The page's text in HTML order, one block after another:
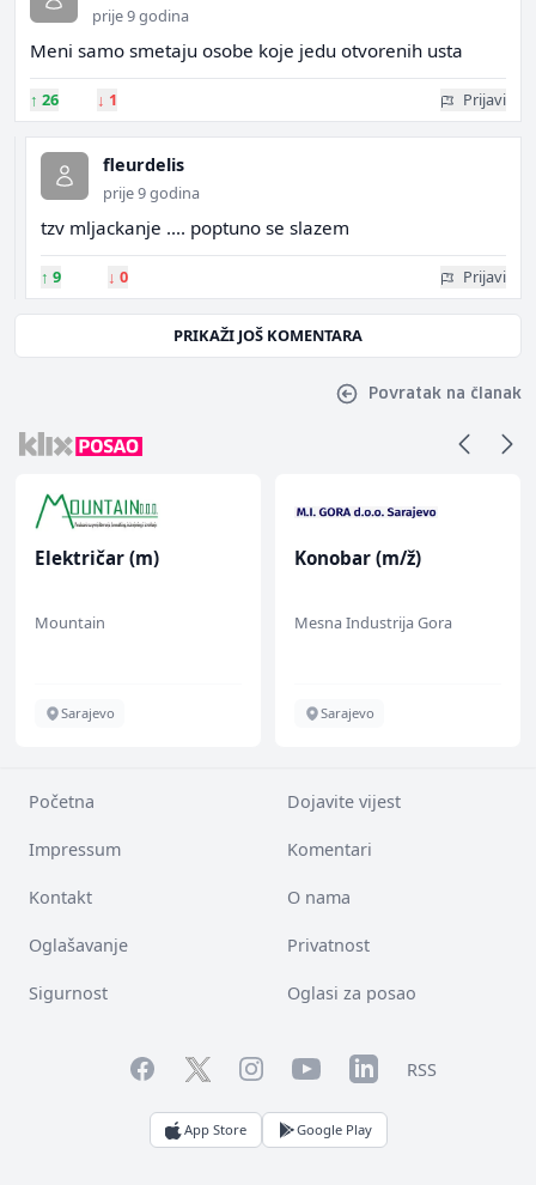
prije 9 godina
Meni samo smetaju osobe koje jedu otvorenih usta
↑ 26 ↓ 1 Prijavi
fleurdelis
prije 9 godina
tzv mljackanje .... poptuno se slazem
↑ 9 ↓ 0 Prijavi
PRIKAŽI JOŠ KOMENTARA
Povratak na članak
Električar (m)
Mountain
Sarajevo
Konobar (m/ž)
Mesna Industrija Gora
Sarajevo
Početna Dojavite vijest
Impressum Komentari
Kontakt O nama
Oglašavanje Privatnost
Sigurnost Oglasi za posao
FacebookTwitterInstagramYouTubeLinkedInRSS
App Store Google Play